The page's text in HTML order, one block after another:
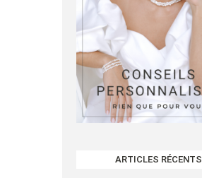
ARTICLES RÉCENTS